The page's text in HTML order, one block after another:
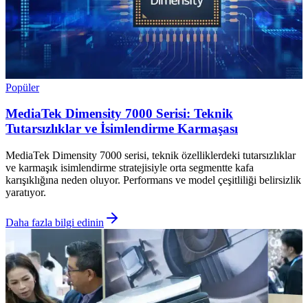
Popüler
MediaTek Dimensity 7000 Serisi: Teknik
Tutarsızlıklar ve İsimlendirme Karmaşası
MediaTek Dimensity 7000 serisi, teknik özelliklerdeki tutarsızlıklar
ve karmaşık isimlendirme stratejisiyle orta segmentte kafa
karışıklığına neden oluyor. Performans ve model çeşitliliği belirsizlik
yaratıyor.
Daha fazla bilgi edinin